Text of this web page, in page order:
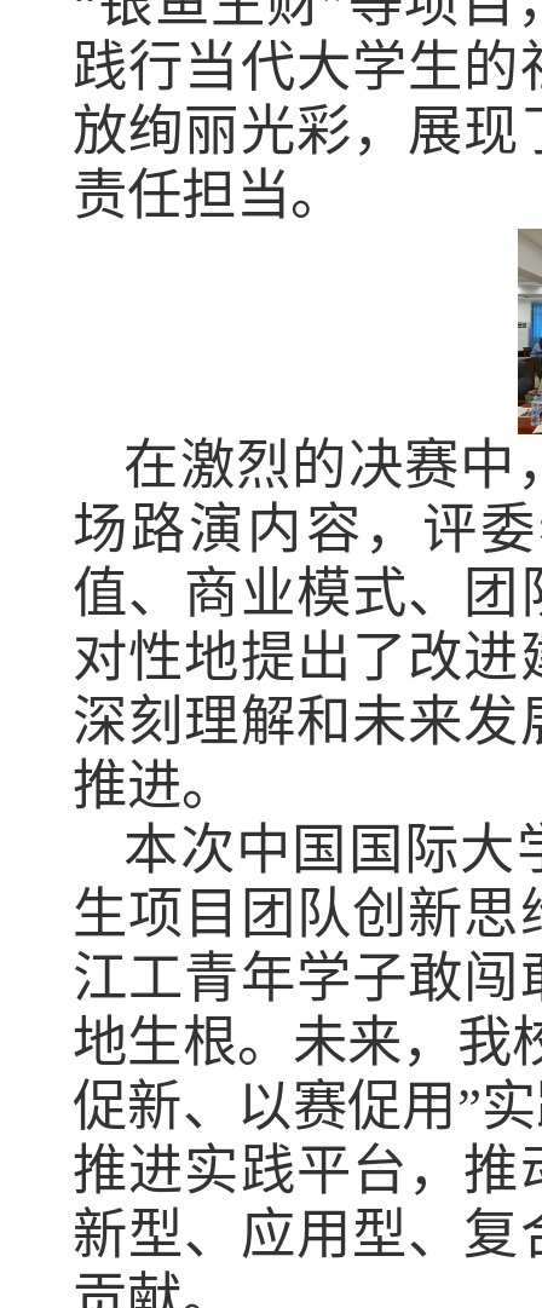
践行当代大学生
放绚丽光彩，展
责任担当。
在激烈的决赛中
场路演内容，评
值、商业模式、
对性地提出了改
深刻理解和未来
推进。
本次中国国际大
生项目团队创新
江工青年学子敢
地生根。未来，我
促新、以赛促用”
推进实践平台，
新型、应用型、